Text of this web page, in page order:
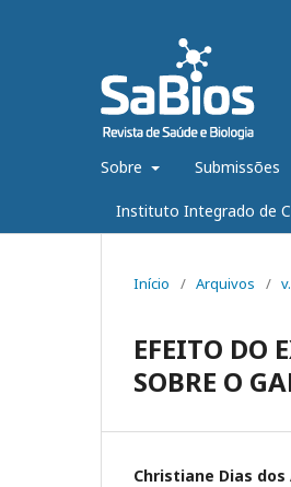
Sobre Submissões
Instituto Integrado de
Início / Arquivos /
EFEITO DO
SOBRE O
Christiane Dias dos